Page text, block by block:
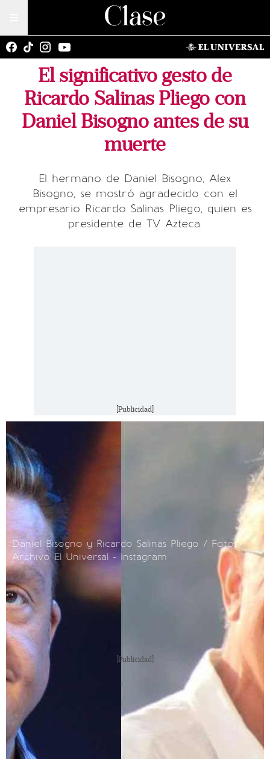
El significativo gesto de
Ricardo Salinas Pliego con
Daniel Bisogno antes de su
muerte
El hermano de Daniel Bisogno, Alex
Bisogno, se mostró agradecido con el
empresario Ricardo Salinas Pliego, quien es
presidente de TV Azteca.
[Publicidad]
Daniel Bisogno y Ricardo Salinas Pliego / Fotos:
Archivo El Universal - Instagram
[Publicidad]